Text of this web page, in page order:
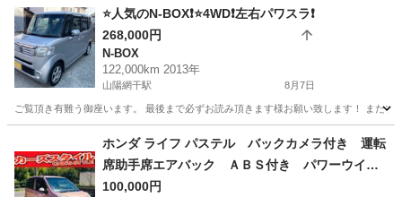
兵庫 西脇市 インサイト 車両
⭐️人気のN-BOX❗️⭐️4WD❗️左右パワスラ❗️
268,000円
N-BOX
122,000km 2013年
山陽網干駅 8月7日
ご覧頂き有難う御座います。 最後まで必ずお読み頂きます様お願い致します！ また
山陽網干駅 N-BOX
ホンダ ライフ パステル バックカメラ付き 運転
席助手席エアバック ＡＢＳ付き パワーウイン
ド キーレスエントリ ベンチシート スマート
100,000円